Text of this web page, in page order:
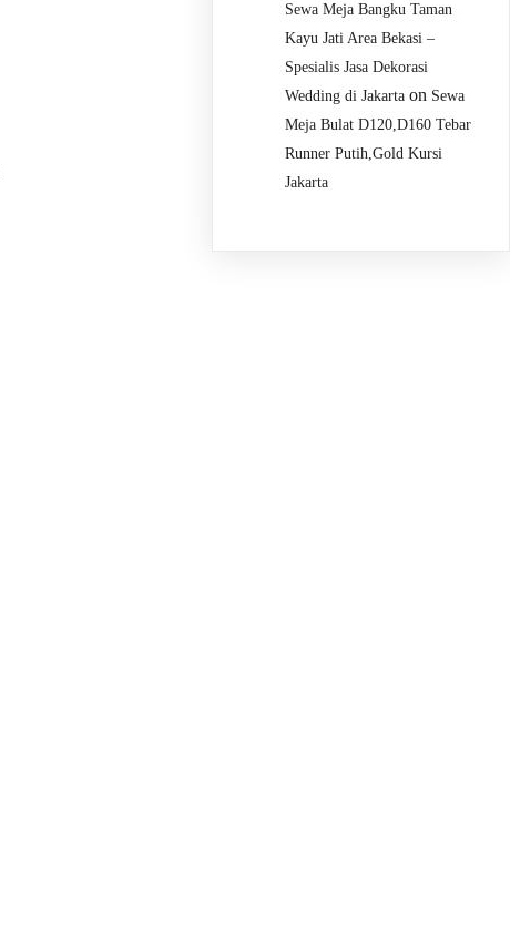
Sewa Meja Bangku Taman
Kayu Jati Area Bekasi –
Spesialis Jasa Dekorasi
Wedding di Jakarta on Sewa
Meja Bulat D120,D160 Tebar
Runner Putih,Gold Kursi
Jakarta